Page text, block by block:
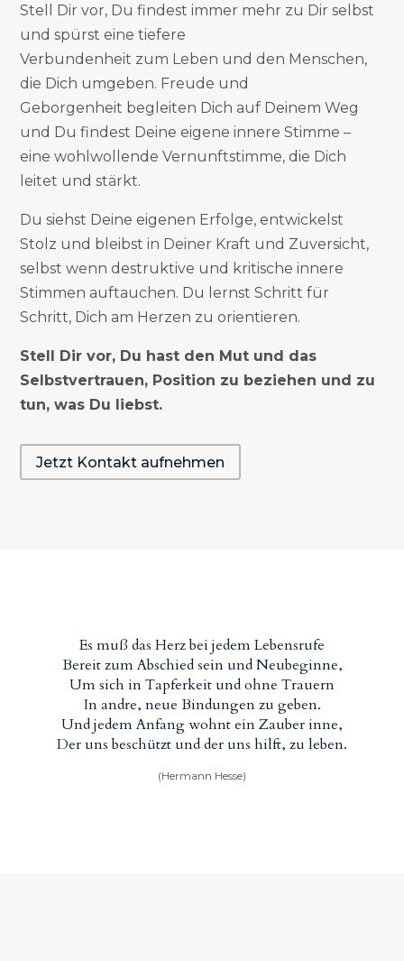
Stell Dir vor, Du findest immer mehr zu Dir selbst
und spürst eine tiefere
Verbundenheit zum Leben und den Menschen,
die Dich umgeben. Freude und
Geborgenheit begleiten Dich auf Deinem Weg
und Du findest Deine eigene innere Stimme –
eine wohlwollende Vernunftstimme, die Dich
leitet und stärkt.
Du siehst Deine eigenen Erfolge, entwickelst
Stolz und bleibst in Deiner Kraft und Zuversicht,
selbst wenn destruktive und kritische innere
Stimmen auftauchen. Du lernst Schritt für
Schritt, Dich am Herzen zu orientieren.
Stell Dir vor, Du hast den Mut und das
Selbstvertrauen, Position zu beziehen und zu
tun, was Du liebst.
Jetzt Kontakt aufnehmen
Es muß das Herz bei jedem Lebensrufe
Bereit zum Abschied sein und Neubeginne,
Um sich in Tapferkeit und ohne Trauern
In andre, neue Bindungen zu geben.
Und jedem Anfang wohnt ein Zauber inne,
Der uns beschützt und der uns hilft, zu leben.
(Hermann Hesse)